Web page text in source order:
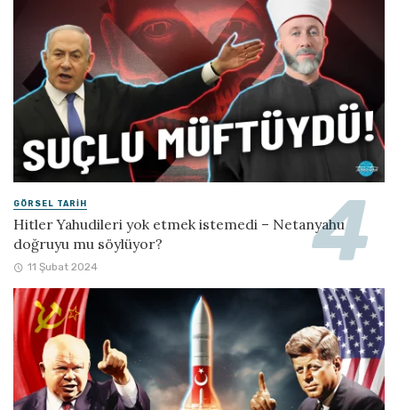
GÖRSEL TARIH
Hitler Yahudileri yok etmek istemedi – Netanyahu
doğruyu mu söylüyor?
11 Şubat 2024